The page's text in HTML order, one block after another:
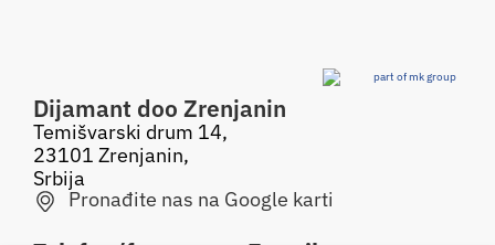
Dijamant doo Zrenjanin
Temišvarski drum 14,
23101 Zrenjanin,
Srbija
Pronađite nas na Google karti